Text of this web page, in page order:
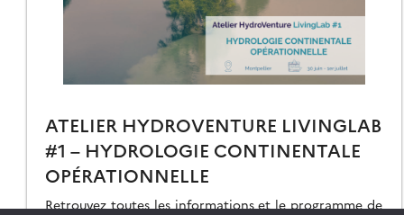
ATELIER HYDROVENTURE LIVINGLAB
#1 – HYDROLOGIE CONTINENTALE
OPÉRATIONNELLE
Retrouvez toutes les informations et le programme de